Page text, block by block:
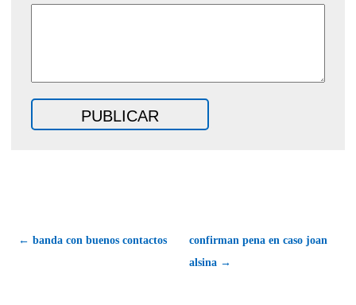
← banda con buenos contactos
confirman pena en caso joan
alsina →